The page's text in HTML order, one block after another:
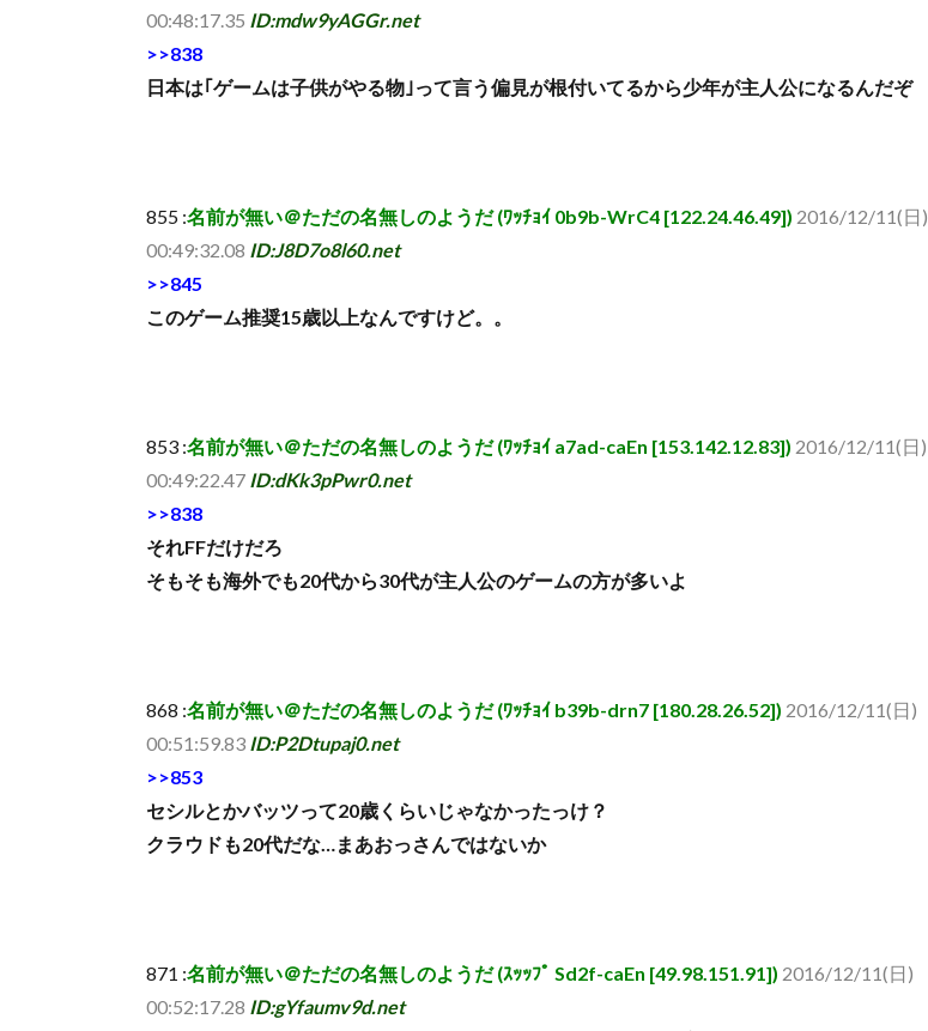
00:48:17.35 ID:mdw9yAGGr.net
>>838
日本は｢ゲームは子供がやる物｣って言う偏見が根付いてるから少年が主人公になるんだぞ
855 :名前が無い＠ただの名無しのようだ (ﾜｯﾁｮｲ 0b9b-WrC4 [122.24.46.49]) 2016/12/11(日)
00:49:32.08 ID:J8D7o8l60.net
>>845
このゲーム推奨15歳以上なんですけど。。
853 :名前が無い＠ただの名無しのようだ (ﾜｯﾁｮｲ a7ad-caEn [153.142.12.83]) 2016/12/11(日)
00:49:22.47 ID:dKk3pPwr0.net
>>838
それFFだけだろ
そもそも海外でも20代から30代が主人公のゲームの方が多いよ
868 :名前が無い＠ただの名無しのようだ (ﾜｯﾁｮｲ b39b-drn7 [180.28.26.52]) 2016/12/11(日)
00:51:59.83 ID:P2Dtupaj0.net
>>853
セシルとかバッツって20歳くらいじゃなかったっけ？
クラウドも20代だな…まあおっさんではないか
871 :名前が無い＠ただの名無しのようだ (ｽｯｯﾌﾟ Sd2f-caEn [49.98.151.91]) 2016/12/11(日)
00:52:17.28 ID:gYfaumv9d.net